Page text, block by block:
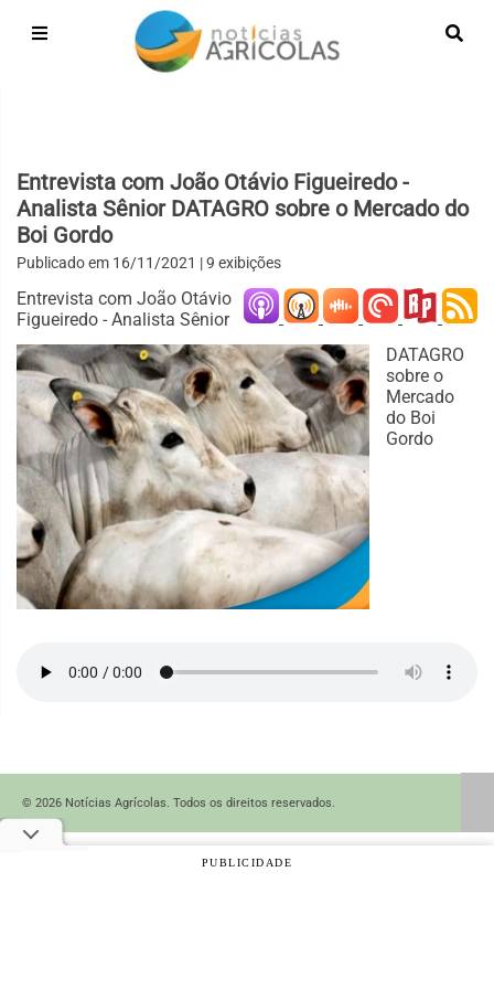
Entrevista com João Otávio Figueiredo -
Analista Sênior DATAGRO sobre o Mercado do
Boi Gordo
Publicado em 16/11/2021 | 9 exibições
Entrevista com João Otávio
Figueiredo - Analista Sênior
DATAGRO
sobre o
Mercado
do Boi
Gordo
© 2026 Notícias Agrícolas. Todos os direitos reservados.
PUBLICIDADE